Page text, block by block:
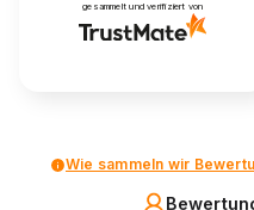
gesammelt und verifiziert von
Wie sammeln wir